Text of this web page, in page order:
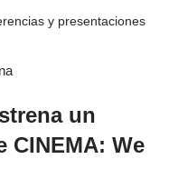
y presentaciones
un
CINEMA: We